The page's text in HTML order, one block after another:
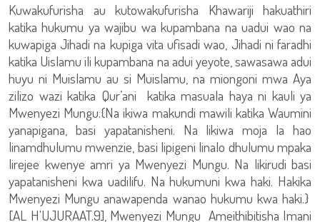
Kuwakufurisha au kutowakufurisha Khawariji hakuathiri
katika hukumu ya wajibu wa kupambana na uadui wao na
kuwapiga Jihadi na kupiga vita ufisadi wao, Jihadi ni faradhi
katika Uislamu ili kupambana na adui yeyote, sawasawa adui
huyu ni Muislamu au si Muislamu, na miongoni mwa Aya
zilizo wazi katika Qur’ani katika masuala haya ni kauli ya
Mwenyezi Mungu:{Na ikiwa makundi mawili katika Waumini
yanapigana, basi yapatanisheni. Na likiwa moja la hao
linamdhulumu mwenzie, basi lipigeni linalo dhulumu mpaka
lirejee kwenye amri ya Mwenyezi Mungu. Na likirudi basi
yapatanisheni kwa uadilifu. Na hukumuni kwa haki. Hakika
Mwenyezi Mungu anawapenda wanao hukumu kwa haki.}
[AL H'UJURAAT.9], Mwenyezi Mungu Ameithibitisha Imani